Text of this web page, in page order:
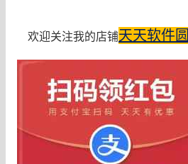
欢迎关注我的店铺天天软件圆